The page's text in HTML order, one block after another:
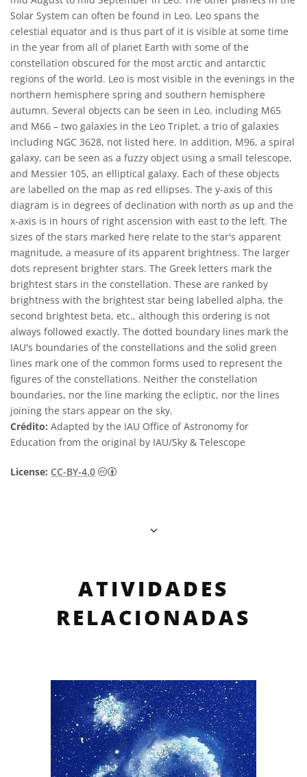
Solar System can often be found in Leo. Leo spans the
celestial equator and is thus part of it is visible at some time
in the year from all of planet Earth with some of the
constellation obscured for the most arctic and antarctic
regions of the world. Leo is most visible in the evenings in the
northern hemisphere spring and southern hemisphere
autumn. Several objects can be seen in Leo, including M65
and M66 – two galaxies in the Leo Triplet, a trio of galaxies
including NGC 3628, not listed here. In addition, M96, a spiral
galaxy, can be seen as a fuzzy object using a small telescope,
and Messier 105, an elliptical galaxy. Each of these objects
are labelled on the map as red ellipses. The y-axis of this
diagram is in degrees of declination with north as up and the
x-axis is in hours of right ascension with east to the left. The
sizes of the stars marked here relate to the star's apparent
magnitude, a measure of its apparent brightness. The larger
dots represent brighter stars. The Greek letters mark the
brightest stars in the constellation. These are ranked by
brightness with the brightest star being labelled alpha, the
second brightest beta, etc., although this ordering is not
always followed exactly. The dotted boundary lines mark the
IAU's boundaries of the constellations and the solid green
lines mark one of the common forms used to represent the
figures of the constellations. Neither the constellation
boundaries, nor the line marking the ecliptic, nor the lines
joining the stars appear on the sky.
Crédito: Adapted by the IAU Office of Astronomy for
Education from the original by IAU/Sky & Telescope
License: CC-BY-4.0 Creative Commons Attribution 4.0
ATIVIDADES
RELACIONADAS